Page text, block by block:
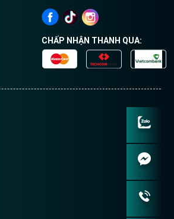
CHẤP NHẬN THANH QUA: